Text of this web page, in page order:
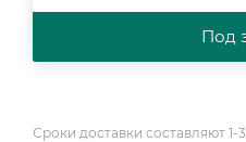
Под
Сроки доставки составляют 1-